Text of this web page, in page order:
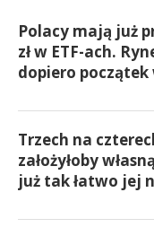
Polacy mają już
zł w ETF-ach.
dopiero
Trzech na
założyłoby
już tak łatwo jej